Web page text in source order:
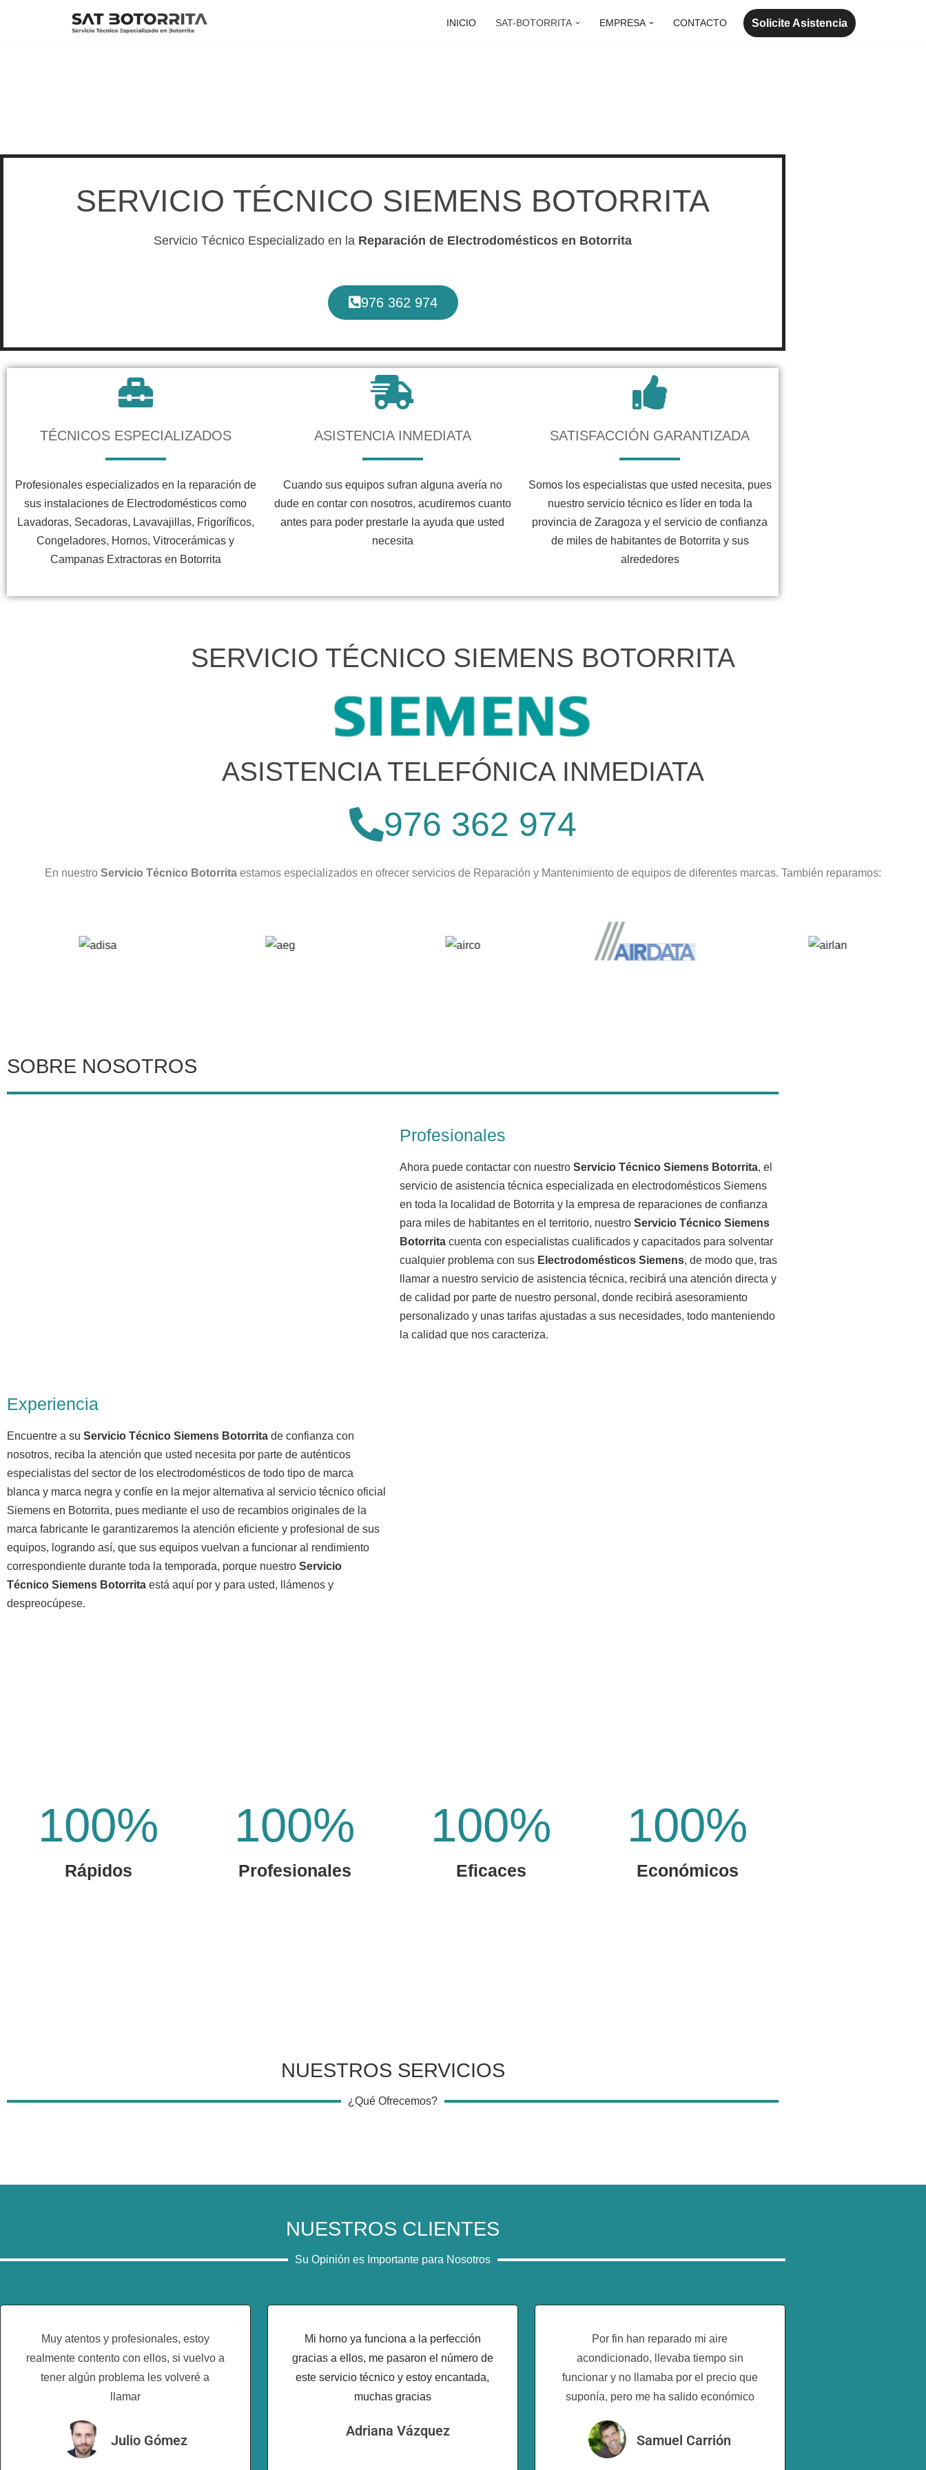
INICIO SAT-BOTORRITA EMPRESA CONTACTO Solicite Asistencia
SERVICIO TÉCNICO SIEMENS BOTORRITA
Servicio Técnico Especializado en la Reparación de Electrodomésticos en Botorrita
976 362 974
TÉCNICOS ESPECIALIZADOS
Profesionales especializados en la reparación de
sus instalaciones de Electrodomésticos como
Lavadoras, Secadoras, Lavavajillas, Frigoríficos,
Congeladores, Hornos, Vitrocerámicas y
Campanas Extractoras en Botorrita
ASISTENCIA INMEDIATA
Cuando sus equipos sufran alguna avería no
dude en contar con nosotros, acudiremos cuanto
antes para poder prestarle la ayuda que usted
necesita
SATISFACCIÓN GARANTIZADA
Somos los especialistas que usted necesita, pues
nuestro servicio técnico es líder en toda la
provincia de Zaragoza y el servicio de confianza
de miles de habitantes de Botorrita y sus
alrededores
SERVICIO TÉCNICO SIEMENS BOTORRITA
ASISTENCIA TELEFÓNICA INMEDIATA
976 362 974
En nuestro Servicio Técnico Botorrita estamos especializados en ofrecer servicios de Reparación y Mantenimiento de equipos de diferentes marcas. También reparamos:
SOBRE NOSOTROS
Profesionales
Ahora puede contactar con nuestro Servicio Técnico Siemens Botorrita, el
servicio de asistencia técnica especializada en electrodomésticos Siemens
en toda la localidad de Botorrita y la empresa de reparaciones de confianza
para miles de habitantes en el territorio, nuestro Servicio Técnico Siemens
Botorrita cuenta con especialistas cualificados y capacitados para solventar
cualquier problema con sus Electrodomésticos Siemens, de modo que, tras
llamar a nuestro servicio de asistencia técnica, recibirá una atención directa y
de calidad por parte de nuestro personal, donde recibirá asesoramiento
personalizado y unas tarifas ajustadas a sus necesidades, todo manteniendo
la calidad que nos caracteriza.
Experiencia
Encuentre a su Servicio Técnico Siemens Botorrita de confianza con
nosotros, reciba la atención que usted necesita por parte de auténticos
especialistas del sector de los electrodomésticos de todo tipo de marca
blanca y marca negra y confíe en la mejor alternativa al servicio técnico oficial
Siemens en Botorrita, pues mediante el uso de recambios originales de la
marca fabricante le garantizaremos la atención eficiente y profesional de sus
equipos, logrando así, que sus equipos vuelvan a funcionar al rendimiento
correspondiente durante toda la temporada, porque nuestro Servicio
Técnico Siemens Botorrita está aquí por y para usted, llámenos y
despreocúpese.
Rápidos
100%
Profesionales
100%
Eficaces
100%
Económicos
100%
NUESTROS SERVICIOS
¿Qué Ofrecemos?
NUESTROS CLIENTES
Su Opinión es Importante para Nosotros
Muy atentos y profesionales, estoy
realmente contento con ellos, si vuelvo a
tener algún problema les volveré a
llamar
Julio Gómez
Mi horno ya funciona a la perfección
gracias a ellos, me pasaron el número de
este servicio técnico y estoy encantada,
muchas gracias
Adriana Vázquez
Por fin han reparado mi aire
acondicionado, llevaba tiempo sin
funcionar y no llamaba por el precio que
suponía, pero me ha salido económico
Samuel Carrión